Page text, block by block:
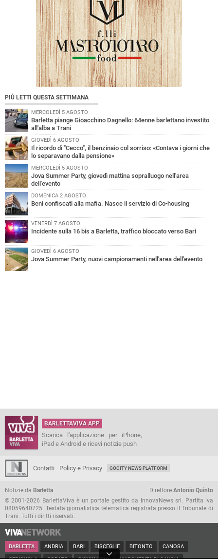
PIÙ LETTI QUESTA SETTIMANA
MERCOLEDÌ 5 AGOSTO
Barletta piange Gioacchino Dagnello: 64enne barlettano investito
all'alba a Trani
GIOVEDÌ 6 AGOSTO
Il ricordo di "Cecco", il benzinaio col sorriso: «Contava i giorni che
lo separavano dalla pensione»
MERCOLEDÌ 5 AGOSTO
Jova Summer Party, giovedì mattina sopralluogo nell'area
dell'evento
DOMENICA 2 AGOSTO
Beni confiscati alla mafia. Nasce il servizio di Co-housing
VENERDÌ 7 AGOSTO
Incidente sulla 16 bis a Barletta, traffico bloccato verso Bari
GIOVEDÌ 6 AGOSTO
Jova Summer Party, nuovi campionamenti nell'area dell'evento
BARLETTAVIVA APP
Scarica l'applicazione per iPhone,
iPad e Android e ricevi notizie push
Contatti Policy e Privacy GOCITY NEWS PLATFORM
Notizie da Barletta Direttore Antonio Quinto
© 2001-2026 BarlettaViva è un portale gestito da InnovaNews srl. Partita iva
08059640725. Testata giornalistica telematica registrata presso il Tribunale di
Trani. Tutti i diritti riservati.
BARLETTA ANDRIA BARI BISCEGLIE BITONTO CANOSA